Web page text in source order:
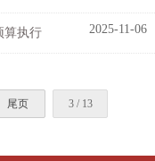
算执行 2025-11-06
尾页 3 / 13